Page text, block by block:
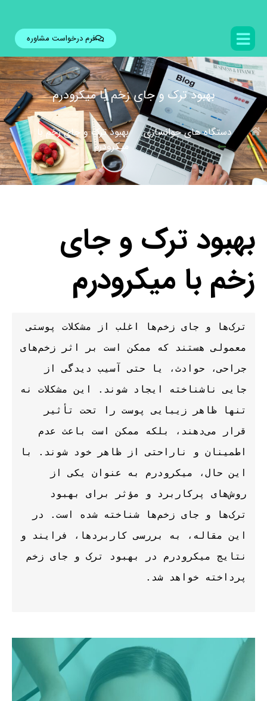
فرم درخواست مشاوره
بهبود ترک و جای زخم با میکرودرم
دستگاه های جوانسازی
بهبود ترک و جای زخم با
میکرودرم
بهبود ترک و جای
زخم با میکرودرم
ترک‌ها و جای زخم‌ها اغلب از مشکلات پوستی